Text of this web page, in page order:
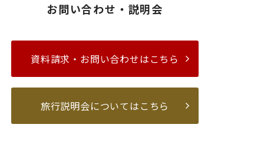
お問い合わせ・説明会
資料請求・お問い合わせはこちら
旅行説明会についてはこちら